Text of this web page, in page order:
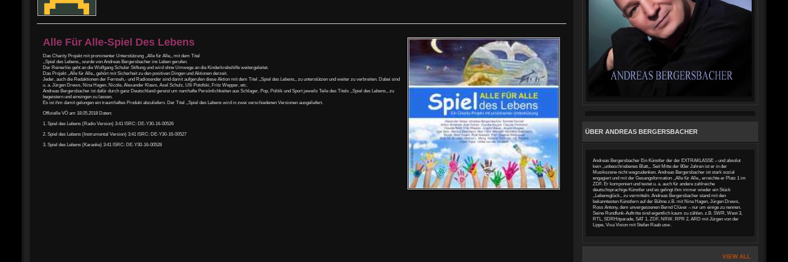
Alle Für Alle-Spiel Des Lebens
Das Charity Projekt mit prominenter Unterstützung ,,Alle für Alle,, mit dem Titel
,,Spiel des Lebens,, wurde von Andreas Bergersbacher ins Leben gerufen.
Der Reinerlös geht an die Wolfgang Schuler Stiftung und wird ohne Umwege an die Kinderkrebshilfe weitergeleitet.
Das Projekt ,,Alle für Alle,, gehört mit Sicherheit zu den positiven Dingen und Aktionen derzeit.
Jeder, auch die Redaktionen der Fernseh,- und Radiosender sind damit aufgerufen diese Aktion mit dem Titel ,,Spiel des Lebens,, zu unterstützen und weiter zu verbreiten. Dabei sind
u. a. Jürgen Drews, Nina Hagen, Nicole, Alexander Klaws, Axel Schulz, Ulli Potofski, Fritz Wepper, etc.
Andreas Bergersbacher ist dafür durch ganz Deutschland gereist um namhafte Persönlichkeiten aus Schlager, Pop, Politik und Sport jeweils Teile des Titels ,,Spiel des Lebens,, zu
begeistern und einsingen zu lassen.
Es ist ihm damit gelungen ein traumhaftes Produkt abzuliefern. Der Titel ,,Spiel des Lebens wird in zwei verschiedenen Versionen ausgeliefert.
Offizielle VÖ am 18.05.2018 Daten:
1. Spiel des Lebens (Radio Version) 3:41 ISRC: DE-Y30-16-00526
2. Spiel des Lebens (Instrumental Version) 3:41 ISRC: DE-Y30-16-00527
3. Spiel des Lebens (Karaoke) 3:41 ISRC: DE-Y30-16-00528
ÜBER ANDREAS BERGERSBACHER
Andreas Bergersbacher Ein Künstler der der EXTRAKLASSE – und absolut
kein ,,unbeschriebenes Blatt,,. Seit Mitte der 80er Jahren ist er in der
Musikszene nicht wegzudenken. Andreas Bergersbacher ist stark sozial
engagiert und mit der Gesangsformation ,,Alle für Alle,, erreichte er Platz 1 im
ZDF. Er komponiert und textet u. a. auch für andere zahlreiche
deutschsprachige Künstler und es gelingt ihm immer wieder ein Stück
,,Lebensglück,, zu vermitteln. Andreas Bergersbacher stand mit den
bekanntesten Künstlern auf der Bühne z.B. mit Nina Hagen, Jürgen Drews,
Ross Antony, dem unvergessenen Bernd Clüver – nur um einige zu nennen.
Seine Rundfunk-Auftritte sind eigentlich kaum zu zählen. z.B. SWR, West 3,
RTL, SDRHitparade, SAT 1, ZDF, NRW, RPR 2, ARD mit Jürgen von der
Lippe, Vixa Vision mit Stefan Raab usw.
VIEW ALL